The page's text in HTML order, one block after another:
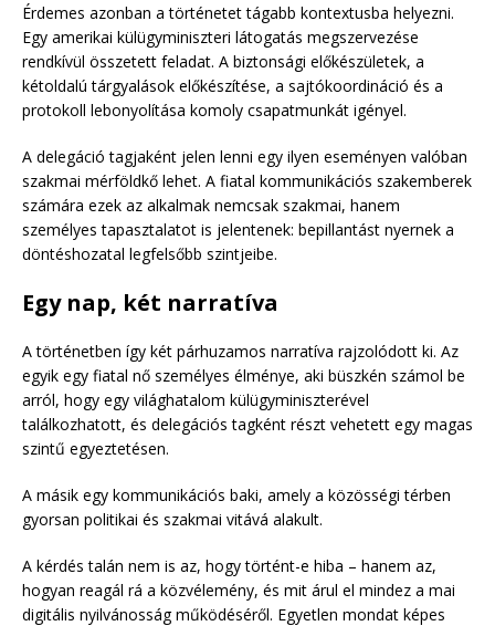
Érdemes azonban a történetet tágabb kontextusba helyezni.
Egy amerikai külügyminiszteri látogatás megszervezése
rendkívül összetett feladat. A biztonsági előkészületek, a
kétoldalú tárgyalások előkészítése, a sajtókoordináció és a
protokoll lebonyolítása komoly csapatmunkát igényel.
A delegáció tagjaként jelen lenni egy ilyen eseményen valóban
szakmai mérföldkő lehet. A fiatal kommunikációs szakemberek
számára ezek az alkalmak nemcsak szakmai, hanem
személyes tapasztalatot is jelentenek: bepillantást nyernek a
döntéshozatal legfelsőbb szintjeibe.
Egy nap, két narratíva
A történetben így két párhuzamos narratíva rajzolódott ki. Az
egyik egy fiatal nő személyes élménye, aki büszkén számol be
arról, hogy egy világhatalom külügyminiszterével
találkozhatott, és delegációs tagként részt vehetett egy magas
szintű egyeztetésen.
A másik egy kommunikációs baki, amely a közösségi térben
gyorsan politikai és szakmai vitává alakult.
A kérdés talán nem is az, hogy történt-e hiba – hanem az,
hogyan reagál rá a közvélemény, és mit árul el mindez a mai
digitális nyilvánosság működéséről. Egyetlen mondat képes